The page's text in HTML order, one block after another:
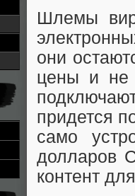
Шлемы
они
цены и не
придется
само
долларов
контент